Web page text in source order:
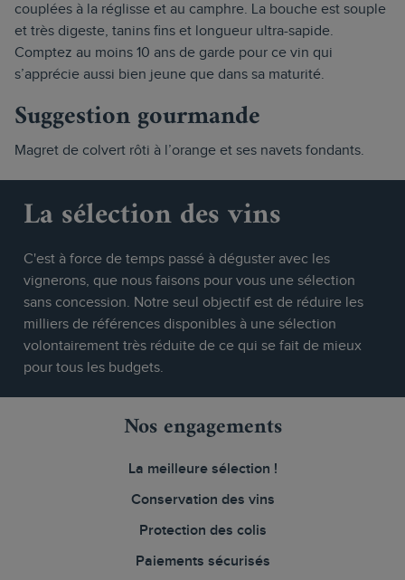
couplées à la réglisse et au camphre. La bouche est souple
et très digeste, tanins fins et longueur ultra-sapide.
Comptez au moins 10 ans de garde pour ce vin qui
s’apprécie aussi bien jeune que dans sa maturité.
Suggestion gourmande
Magret de colvert rôti à l’orange et ses navets fondants.
La sélection des vins
C'est à force de temps passé à déguster avec les
vignerons, que nous faisons pour vous une sélection
sans concession. Notre seul objectif est de réduire les
milliers de références disponibles à une sélection
volontairement très réduite de ce qui se fait de mieux
pour tous les budgets.
Nos engagements
La meilleure sélection !
Conservation des vins
Protection des colis
Paiements sécurisés